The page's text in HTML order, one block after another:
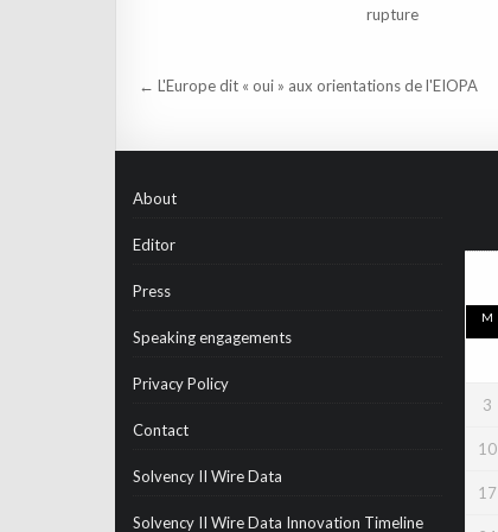
rupture
Post
← L'Europe dit « oui » aux orientations de l'EIOPA
About
Editor
Press
Speaking engagements
Privacy Policy
Contact
Solvency II Wire Data
Solvency II Wire Data Innovation Timeline
M
3
10
17